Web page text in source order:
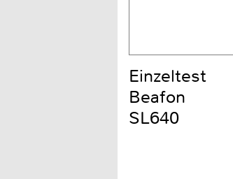
Einzeltest
Beafon
SL640